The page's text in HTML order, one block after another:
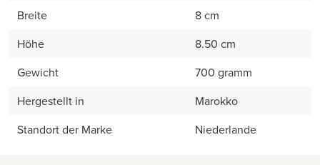
Breite
8 cm
Höhe
8.50 cm
Gewicht
700 gramm
Hergestellt in
Marokko
Standort der Marke
Niederlande